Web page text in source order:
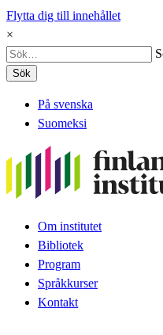
Flytta dig till innehållet
×
Sök
På svenska
Suomeksi
Om institutet
Bibliotek
Program
Språkkurser
Kontakt